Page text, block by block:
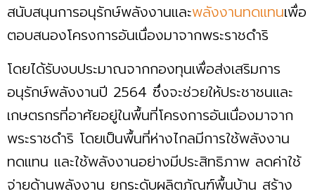
สนับสนุนการอนุรักษ์พลังงานและพลังงานทดแทนเพื่อ
ตอบสนองโครงการอันเนื่องมาจากพระราชดำริ
โดยได้รับงบประมาณจากกองทุนเพื่อส่งเสริมการ
อนุรักษ์พลังงานปี 2564 ซึ่งจะช่วยให้ประชาชนและ
เกษตรกรที่อาศัยอยู่ในพื้นที่โครงการอันเนื่องมาจาก
พระราชดำริ โดยเป็นพื้นที่ห่างไกลมีการใช้พลังงาน
ทดแทน และใช้พลังงานอย่างมีประสิทธิภาพ ลดค่าใช้
จ่ายด้านพลังงาน ยกระดับผลิตภัณฑ์พื้นบ้าน สร้าง